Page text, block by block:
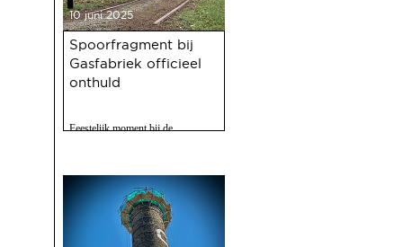
10 juni 2025
Spoorfragment bij
Gasfabriek officieel
onthuld
Feestelijk moment bij de